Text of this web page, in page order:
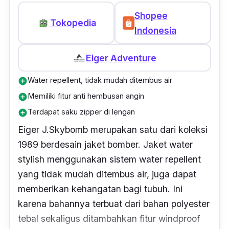
Tokopedia
Shopee
Indonesia
Eiger Adventure
add_circleWater repellent, tidak mudah ditembus air
add_circle Memiliki fitur anti hembusan angin
add_circleTerdapat saku zipper di lengan
Eiger J.Skybomb merupakan satu dari koleksi
1989 berdesain jaket bomber. Jaket water
stylish menggunakan sistem water repellent
yang tidak mudah ditembus air, juga dapat
memberikan kehangatan bagi tubuh. Ini
karena bahannya terbuat dari bahan polyester
tebal sekaligus ditambahkan fitur windproof